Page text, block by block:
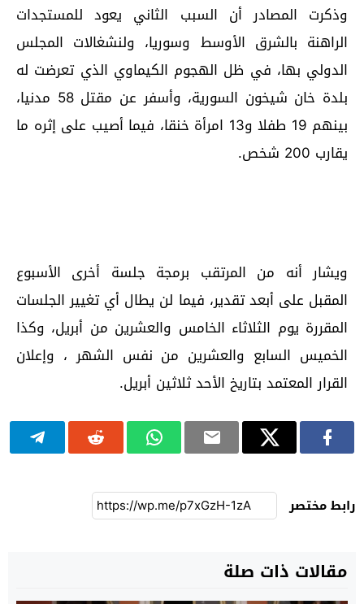
وذكرت المصادر أن السبب الثاني يعود للمستجدات
الراهنة بالشرق الأوسط وسوريا، ولنشغالات المجلس
الدولي بها، في ظل الهجوم الكيماوي الذي تعرضت له
بلدة خان شيخون السورية، وأسفر عن مقتل 58 مدنيا،
بينهم 19 طفلا و13 امرأة خنقا، فيما أصيب على إثره ما
يقارب 200 شخص.
ويشار أنه من المرتقب برمجة جلسة أخرى الأسبوع
المقبل على أبعد تقدير، فيما لن يطال أي تغيير الجلسات
المقررة يوم الثلاثاء الخامس والعشرين من أبريل، وكذا
الخميس السابع والعشرين من نفس الشهر ، وإعلان
القرار المعتمد بتاريخ الأحد ثلاثين أبريل.
رابط مختصر
مقالات ذات صلة